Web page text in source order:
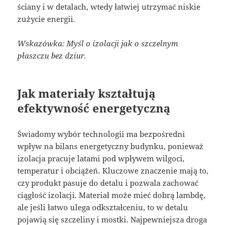
ściany i w detalach, wtedy łatwiej utrzymać niskie
zużycie energii.
Wskazówka: Myśl o izolacji jak o szczelnym
płaszczu bez dziur.
Jak materiały kształtują
efektywność energetyczną
Świadomy wybór technologii ma bezpośredni
wpływ na bilans energetyczny budynku, ponieważ
izolacja pracuje latami pod wpływem wilgoci,
temperatur i obciążeń. Kluczowe znaczenie mają to,
czy produkt pasuje do detalu i pozwala zachować
ciągłość izolacji. Materiał może mieć dobrą lambdę,
ale jeśli łatwo ulega odkształceniu, to w detalu
pojawią się szczeliny i mostki. Najpewniejsza droga